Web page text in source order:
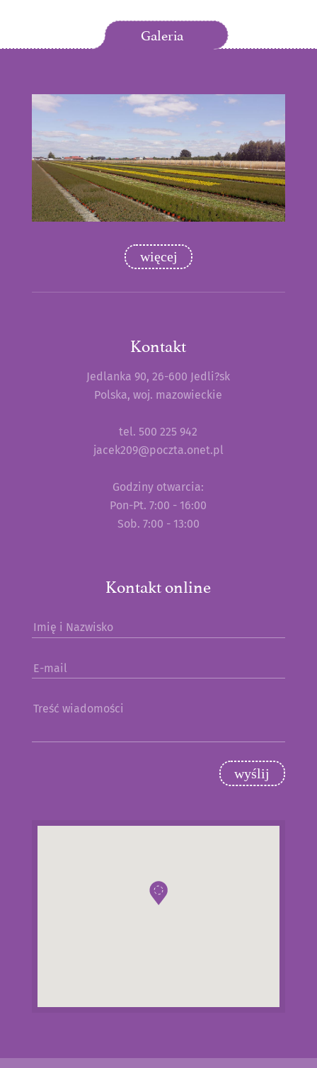
Kramer's Rote
Doniczka
P11
Doniczka
P11
Galeria
więcej
Kontakt
Jedlanka 90, 26-600 Jedli?sk
Polska, woj. mazowieckie
tel. 500 225 942
jacek209@poczta.onet.pl
Godziny otwarcia:
Pon-Pt. 7:00 - 16:00
Sob. 7:00 - 13:00
Kontakt online
Imię i Nazwisko
E-mail
Treść wiadomości
wyślij